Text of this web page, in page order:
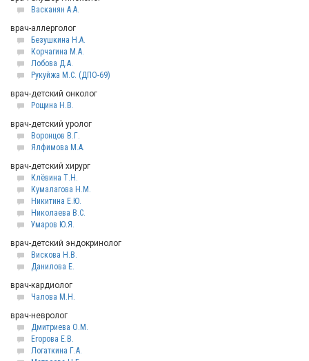
Васканян А.А.
врач-аллерголог
Безушкина Н.А.
Корчагина М.А.
Лобова Д.А.
Рукуйжа М.С. (ДПО-69)
врач-детский онколог
Рощина Н.В.
врач-детский уролог
Воронцов В.Г.
Ялфимова М.А.
врач-детский хирург
Клёвина Т.Н.
Кумалагова Н.М.
Никитина Е.Ю.
Николаева В.С.
Умаров Ю.Я.
врач-детский эндокринолог
Вискова Н.В.
Данилова Е.
врач-кардиолог
Чалова М.Н.
врач-невролог
Дмитриева О.М.
Егорова Е.В.
Логаткина Г.А.